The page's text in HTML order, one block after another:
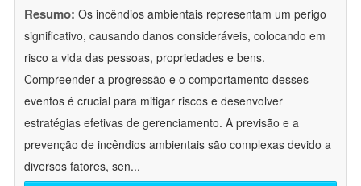
Resumo: Os incêndios ambientais representam um perigo
significativo, causando danos consideráveis, colocando em
risco a vida das pessoas, propriedades e bens.
Compreender a progressão e o comportamento desses
eventos é crucial para mitigar riscos e desenvolver
estratégias efetivas de gerenciamento. A previsão e a
prevenção de incêndios ambientais são complexas devido a
diversos fatores, sen...